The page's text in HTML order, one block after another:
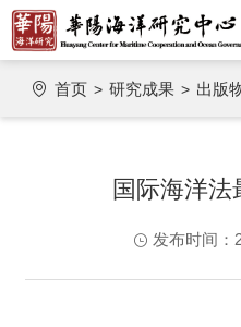
首页 > 研究成果 > 出版
国际海洋
发布时间：